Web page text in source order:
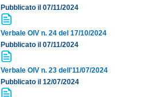
Pubblicato il 07/11/2024
Verbale OIV n. 24 del 17/10/2024
Pubblicato il 07/11/2024
Verbale OIV n. 23 dell'11/07/2024
Pubblicato il 12/07/2024